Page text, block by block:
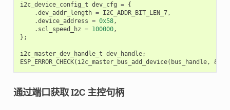
i2c_device_config_t dev_cfg = {
.dev_addr_length = I2C_ADDR_BIT_LEN_7,
.device_address = 0x58,
. scl_speed_hz = 100000,
};
i2c_master_dev_handle_t dev_handle;
ESP_ERROR_CHECK( i2c_master_bus_add_device( bus_handle, &
通过端口获取 I2C 主控句柄